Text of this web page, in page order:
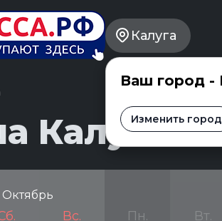
Калуга
Ваш город -
Изменить город
Калуги
Октябрь
Вс. Пн. Вт.